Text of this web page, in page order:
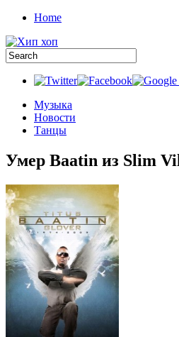
Home
Музыка
Новости
Танцы
Умер Baatin из Slim